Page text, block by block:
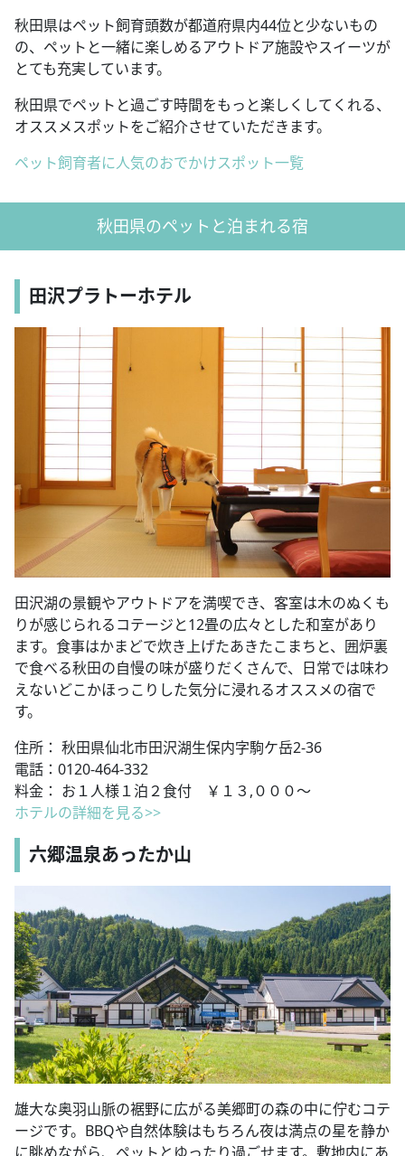
秋田県はペット飼育頭数が都道府県内44位と少ないもの
の、ペットと一緒に楽しめるアウトドア施設やスイーツが
とても充実しています。
秋田県でペットと過ごす時間をもっと楽しくしてくれる、
オススメスポットをご紹介させていただきます。
ペット飼育者に人気のおでかけスポット一覧
秋田県のペットと泊まれる宿
田沢プラトーホテル
田沢湖の景観やアウトドアを満喫でき、客室は木のぬくも
りが感じられるコテージと12畳の広々とした和室があり
ます。食事はかまどで炊き上げたあきたこまちと、囲炉裏
で食べる秋田の自慢の味が盛りだくさんで、日常では味わ
えないどこかほっこりした気分に浸れるオススメの宿で
す。
住所： 秋田県仙北市田沢湖生保内字駒ケ岳2-36
電話：0120-464-332
料金： お１人様１泊２食付 ￥１３,０００～
ホテルの詳細を見る>>
六郷温泉あったか山
雄大な奥羽山脈の裾野に広がる美郷町の森の中に佇むコテ
ージです。BBQや自然体験はもちろん夜は満点の星を静か